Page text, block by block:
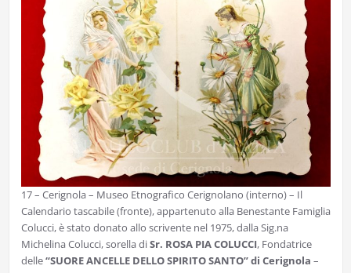
17 – Cerignola – Museo Etnografico Cerignolano (interno) – Il
Calendario tascabile (fronte), appartenuto alla Benestante Famiglia
Colucci, è stato donato allo scrivente nel 1975, dalla Sig.na
Michelina Colucci, sorella diSr. ROSA PIA COLUCCI, Fondatrice
delle“SUORE ANCELLE DELLO SPIRITO SANTO” di Cerignola –